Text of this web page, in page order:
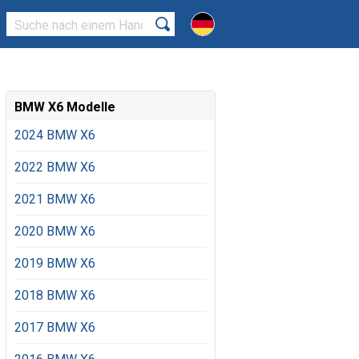
BMW X6 Modelle
2024 BMW X6
2022 BMW X6
2021 BMW X6
2020 BMW X6
2019 BMW X6
2018 BMW X6
2017 BMW X6